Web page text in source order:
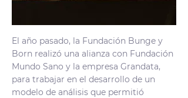
El año pasado, la Fundación Bunge y
Born realizó una alianza con Fundación
Mundo Sano y la empresa Grandata,
para trabajar en el desarrollo de un
modelo de análisis que permitió